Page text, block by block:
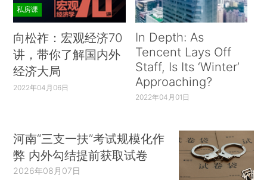
私房课
向松祚：宏观经济70
讲，带你了解国内外
经济大局
2022年04月06日
In Depth: As
Tencent Lays Off
Staff, Is Its ‘Winter’
Approaching?
2022年04月01日
河南“三支一扶”考试规模化作
弊 内外勾结提前获取试卷
2026年08月07日